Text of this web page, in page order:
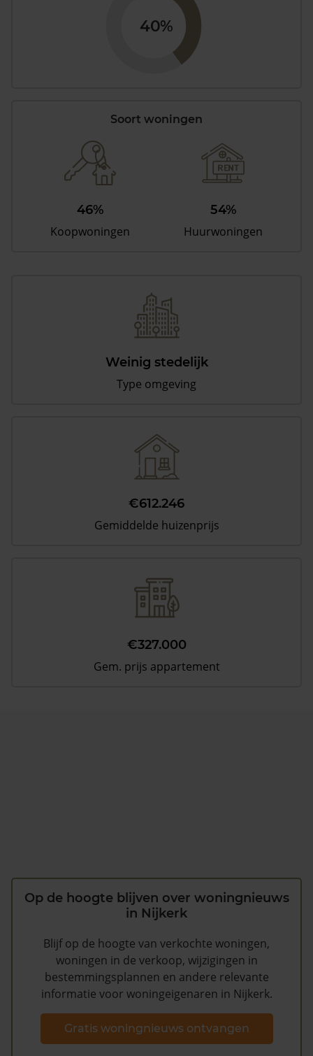
40%
Soort woningen
46%
Koopwoningen
54%
Huurwoningen
Weinig stedelijk
Type omgeving
€612.246
Gemiddelde huizenprijs
€327.000
Gem. prijs appartement
Op de hoogte blijven over woningnieuws
in Nijkerk
Blijf op de hoogte van verkochte woningen,
woningen in de verkoop, wijzigingen in
bestemmingsplannen en andere relevante
informatie voor woningeigenaren in Nijkerk.
Gratis woningnieuws ontvangen